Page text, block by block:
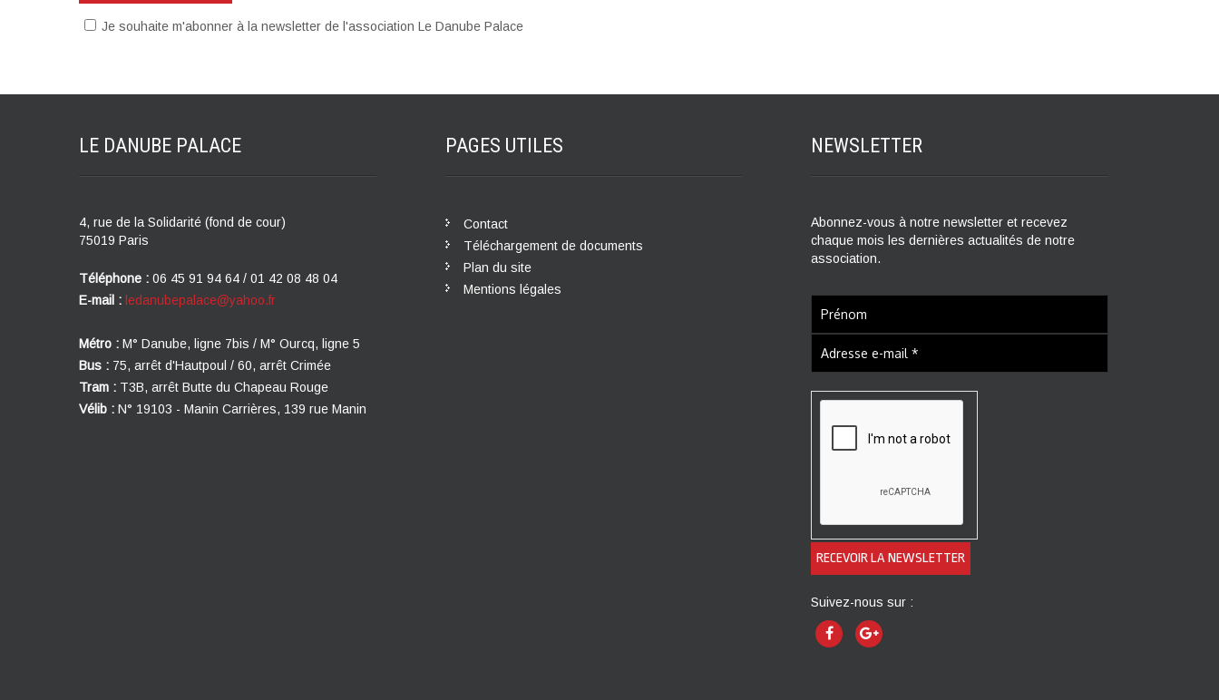
Je souhaite m'abonner à la newsletter de l'association Le Danube Palace
LE DANUBE PALACE
4, rue de la Solidarité (fond de cour)
75019 Paris
Téléphone : 06 45 91 94 64 / 01 42 08 48 04
E-mail : ledanubepalace@yahoo.fr
Métro : M° Danube, ligne 7bis / M° Ourcq, ligne 5
Bus : 75, arrêt d'Hautpoul / 60, arrêt Crimée
Tram : T3B, arrêt Butte du Chapeau Rouge
Vélib : N° 19103 - Manin Carrières, 139 rue Manin
PAGES UTILES
Contact
Téléchargement de documents
Plan du site
Mentions légales
NEWSLETTER
Abonnez-vous à notre newsletter et recevez
chaque mois les dernières actualités de notre
association.
Suivez-nous sur :